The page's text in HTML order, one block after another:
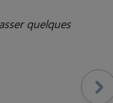
quelques